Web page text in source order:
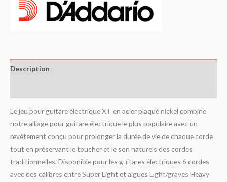
Description
Le jeu pour guitare électrique XT en acier plaqué nickel combine
notre alliage pour guitare électrique le plus populaire avec un
revêtement conçu pour prolonger la durée de vie de chaque corde
tout en préservant le toucher et le son naturels des cordes
traditionnelles. Disponible pour les guitares électriques 6 cordes
avec des calibres entre Super Light et aiguës Light/graves Heavy